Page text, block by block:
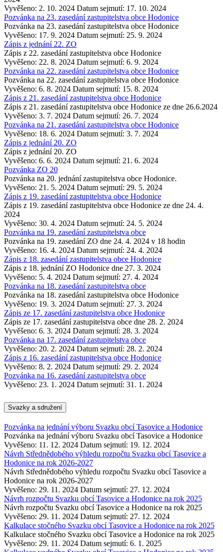
Vyvěšeno: 2. 10. 2024 Datum sejmutí: 17. 10. 2024
Pozvánka na 23. zasedání zastupitelstva obce Hodonice
Pozvánka na 23. zasedání zastupitelstva obce Hodonice
Vyvěšeno: 17. 9. 2024 Datum sejmutí: 25. 9. 2024
Zápis z jednání 22. ZO
Zápis z 22. zasedání zastupitelstva obce Hodonice
Vyvěšeno: 22. 8. 2024 Datum sejmutí: 6. 9. 2024
Pozvánka na 22. zasedání zastupitelstva obce Hodonice
Pozvánka na 22. zasedání zastupitelstva obce Hodonice
Vyvěšeno: 6. 8. 2024 Datum sejmutí: 15. 8. 2024
Zápis z 21. zasedání zastupitelstva obce Hodonice
Zápis z 21. zasedání zastupitelstva obce Hodonice ze dne 26.6.2024
Vyvěšeno: 3. 7. 2024 Datum sejmutí: 26. 7. 2024
Pozvánka na 21. zasedání zastupitelstva obce Hodonice
Vyvěšeno: 18. 6. 2024 Datum sejmutí: 3. 7. 2024
Zápis z jednání 20. ZO
Zápis z jednání 20. ZO
Vyvěšeno: 6. 6. 2024 Datum sejmutí: 21. 6. 2024
Pozvánka ZO 20
Pozvánka na 20. jednání zastupitelstva obce Hodonice.
Vyvěšeno: 21. 5. 2024 Datum sejmutí: 29. 5. 2024
Zápis z 19. zasedání zastupitelstva obce Hodonice
Zápis z 19. zasedání zastupitelstva obce Hodonice ze dne 24. 4.
2024
Vyvěšeno: 30. 4. 2024 Datum sejmutí: 24. 5. 2024
Pozvánka na 19. zasedání zastupitelstva obce
Pozvánka na 19. zasedání ZO dne 24. 4. 2024 v 18 hodin
Vyvěšeno: 16. 4. 2024 Datum sejmutí: 24. 4. 2024
Zápis z 18. zasedání zastupitelstva obce Hodonice
Zápis z 18. jednání ZO Hodonice dne 27. 3. 2024
Vyvěšeno: 5. 4. 2024 Datum sejmutí: 27. 4. 2024
Pozvánka na 18. zasedání zastupitelstva obce
Pozvánka na 18. zasedání zastupitelstva obce Hodonice
Vyvěšeno: 19. 3. 2024 Datum sejmutí: 27. 3. 2024
Zápis ze 17. zasedání zastupitelstva obce Hodonice
Zápis ze 17. zasedání zastupitelstva obce dne 28. 2. 2024
Vyvěšeno: 6. 3. 2024 Datum sejmutí: 28. 3. 2024
Pozvánka na 17. zasedání zastupitelstva obce
Vyvěšeno: 20. 2. 2024 Datum sejmutí: 28. 2. 2024
Zápis z 16. zasedání zastupitelstva obce Hodonice
Vyvěšeno: 8. 2. 2024 Datum sejmutí: 29. 2. 2024
Pozvánka na 16. zasedání zastupitelstva obce
Vyvěšeno: 23. 1. 2024 Datum sejmutí: 31. 1. 2024
Svazky a sdružení
Pozvánka na jednání výboru Svazku obcí Tasovice a Hodonice
Pozvánka na jednání výboru Svazku obcí Tasovice a Hodonice
Vyvěšeno: 11. 12. 2024 Datum sejmutí: 19. 12. 2024
Návrh Střednědobého výhledu rozpočtu Svazku obcí Tasovice a
Hodonice na rok 2026-2027
Návrh Střednědobého výhledu rozpočtu Svazku obcí Tasovice a
Hodonice na rok 2026-2027
Vyvěšeno: 29. 11. 2024 Datum sejmutí: 27. 12. 2024
Návrh rozpočtu Svazku obcí Tasovice a Hodonice na rok 2025
Návrh rozpočtu Svazku obcí Tasovice a Hodonice na rok 2025
Vyvěšeno: 29. 11. 2024 Datum sejmutí: 27. 12. 2024
Kalkulace stočného Svazku obcí Tasovice a Hodonice na rok 2025
Kalkulace stočného Svazku obcí Tasovice a Hodonice na rok 2025
Vyvěšeno: 29. 11. 2024 Datum sejmutí: 6. 1. 2025